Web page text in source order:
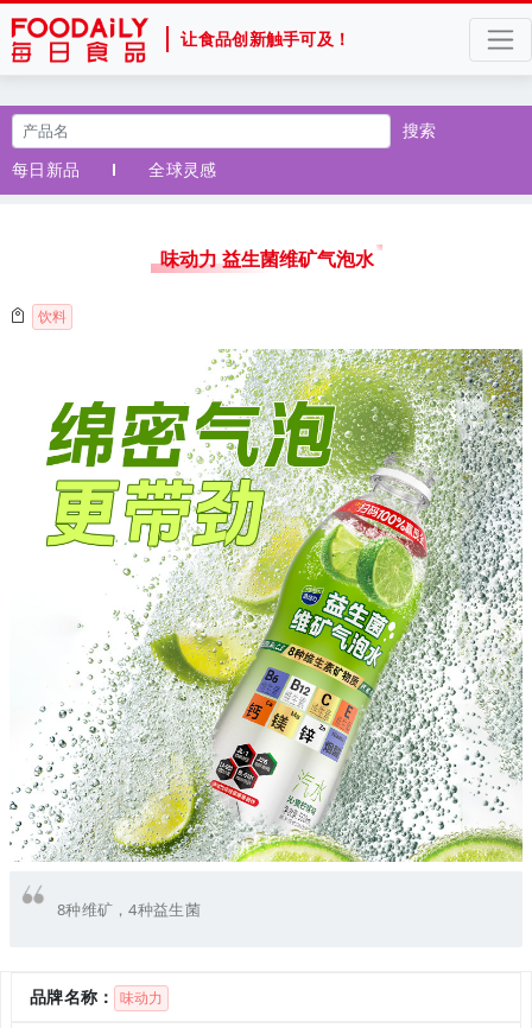
让食品创新触手可及！
搜索
每日新品
全球灵感
味动力 益生菌维矿气泡水
饮料
8种维矿，4种益生菌
品牌名称： 味动力